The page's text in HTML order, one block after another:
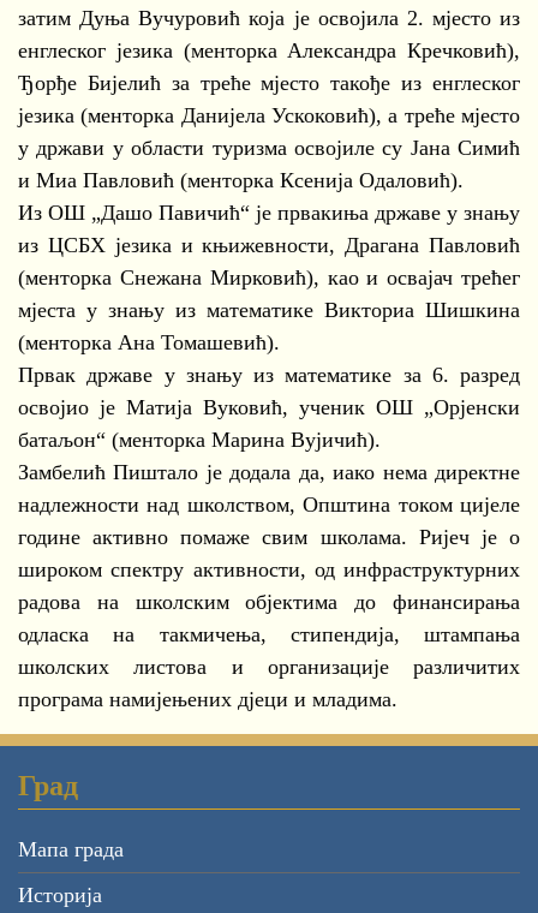
затим Дуња Вучуровић која је освојила 2. мјесто из
енглеског језика (менторка Александра Кречковић),
Ђорђе Бијелић за треће мјесто такође из енглеског
језика (менторка Данијела Ускоковић), а треће мјесто
у држави у области туризма освојиле су Јана Симић
и Миа Павловић (менторка Ксенија Одаловић).
Из ОШ „Дашо Павичић“ је првакиња државе у знању
из ЦСБХ језика и књижевности, Драгана Павловић
(менторка Снежана Мирковић), као и освајач трећег
мјеста у знању из математике Викториа Шишкина
(менторка Ана Томашевић).
Првак државе у знању из математике за 6. разред
освојио је Матија Вуковић, ученик ОШ „Орјенски
батаљон“ (менторка Марина Вујичић).
Замбелић Пиштало је додала да, иако нема директне
надлежности над школством, Општина током цијеле
године активно помаже свим школама. Ријеч је о
широком спектру активности, од инфраструктурних
радова на школским објектима до финансирања
одласка на такмичења, стипендија, штампања
школских листова и организације различитих
програма намијењених дјеци и младима.
Град
Мапа града
Историја